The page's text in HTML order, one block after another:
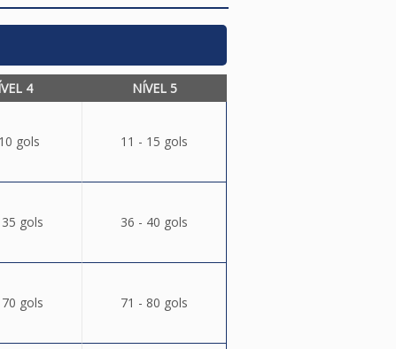
4 NÍVEL 5
gols 11 - 15 gols
gols 36 - 40 gols
gols 71 - 80 gols